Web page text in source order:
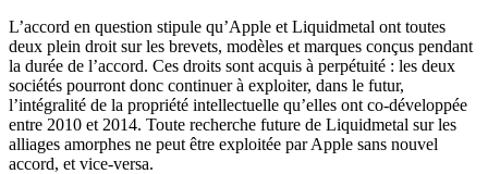
L’accord en question stipule qu’Apple et Liquidmetal ont toutes
deux plein droit sur les brevets, modèles et marques conçus pendant
la durée de l’accord. Ces droits sont acquis à perpétuité : les deux
sociétés pourront donc continuer à exploiter, dans le futur,
l’intégralité de la propriété intellectuelle qu’elles ont co-développée
entre 2010 et 2014. Toute recherche future de Liquidmetal sur les
alliages amorphes ne peut être exploitée par Apple sans nouvel
accord, et vice-versa.